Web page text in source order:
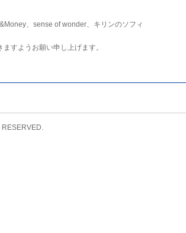
、sense of wonder、キリンのソフィ
すようお願い申し上げます。